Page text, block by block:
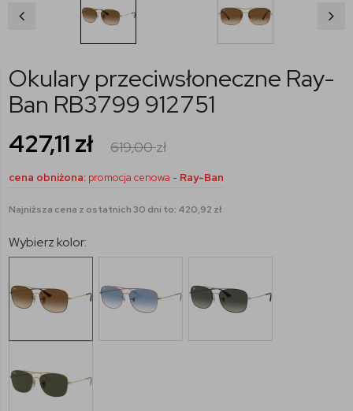
Okulary przeciwsłoneczne Ray-
Ban RB3799 912751
427,11 zł 619,00zł
cena obniżona: promocja cenowa - Ray-Ban
Najniższa cena z ostatnich 30 dni to: 420,92 zł
Wybierz kolor: